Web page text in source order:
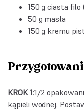
150 g ciasta filo
50 g masła
150 g kremu
KROK 1:1/2
kąpieli wodnej.